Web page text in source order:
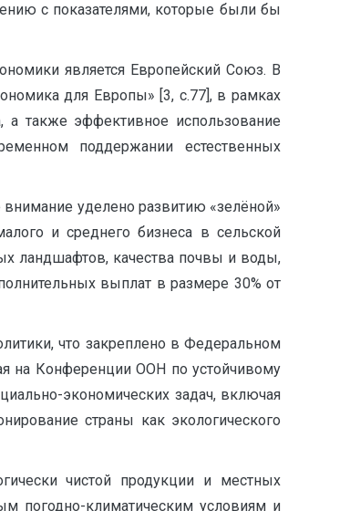
с показателями, которые были бы
является Европейский Союз. В
для Европы» [3, c.77], в рамках
а также эффективное использование
поддержании естественных
уделено развитию «зелёной»
и среднего бизнеса в сельской
ландшафтов, качества почвы и воды,
выплат в размере 30% от
что закреплено в Федеральном
на Конференции ООН по устойчивому
экономических задач, включая
страны как экологического
чистой продукции и местных
погодно-климатическим условиям и